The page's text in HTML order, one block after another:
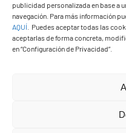
publicidad personalizada en base a
navegación. Para más información
AQUÍ
Puedes aceptar todas las
aceptarlas de forma concreta,
en “Configuración de Privacidad”.
35570 – Yaiza
Tel:928 83 62 20